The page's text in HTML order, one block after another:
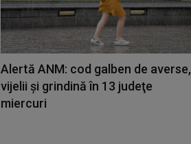
Alertă ANM: cod galben de averse,
vijelii şi grindină în 13 judeţe
miercuri